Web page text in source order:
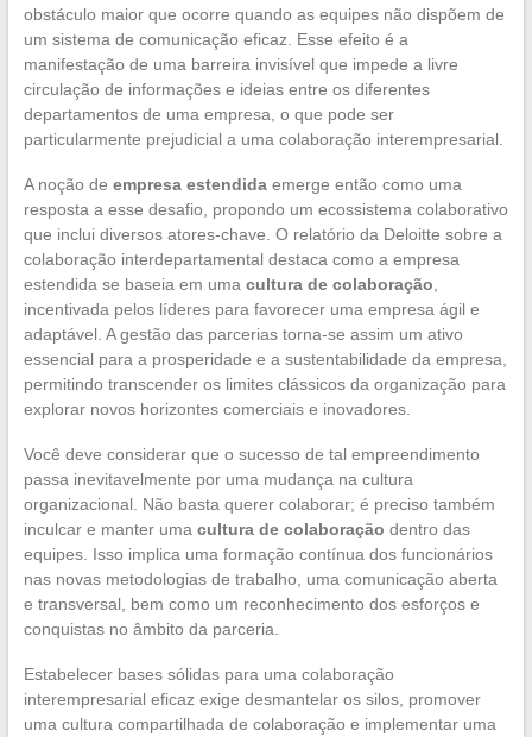
obstáculo maior que ocorre quando as equipes não dispõem de
um sistema de comunicação eficaz. Esse efeito é a
manifestação de uma barreira invisível que impede a livre
circulação de informações e ideias entre os diferentes
departamentos de uma empresa, o que pode ser
particularmente prejudicial a uma colaboração interempresarial.
A noção de empresa estendidaemerge então como uma
resposta a esse desafio, propondo um ecossistema colaborativo
que inclui diversos atores-chave. O relatório da Deloitte sobre a
colaboração interdepartamental destaca como a empresa
estendida se baseia em uma cultura de colaboração
incentivada pelos líderes para favorecer uma empresa ágil e
adaptável. A gestão das parcerias torna-se assim um ativo
essencial para a prosperidade e a sustentabilidade da empresa,
permitindo transcender os limites clássicos da organização para
explorar novos horizontes comerciais e inovadores.
Você deve considerar que o sucesso de tal empreendimento
passa inevitavelmente por uma mudança na cultura
organizacional. Não basta querer colaborar; é preciso também
inculcar e manter uma cultura de colaboração dentro das
equipes. Isso implica uma formação contínua dos funcionários
nas novas metodologias de trabalho, uma comunicação aberta
e transversal, bem como um reconhecimento dos esforços e
conquistas no âmbito da parceria.
Estabelecer bases sólidas para uma colaboração
interempresarial eficaz exige desmantelar os silos, promover
uma cultura compartilhada de colaboração e implementar uma